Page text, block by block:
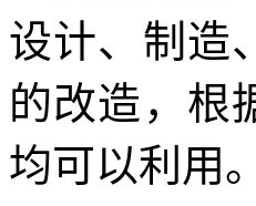
设计、制造
的改造，根
均可以利用。